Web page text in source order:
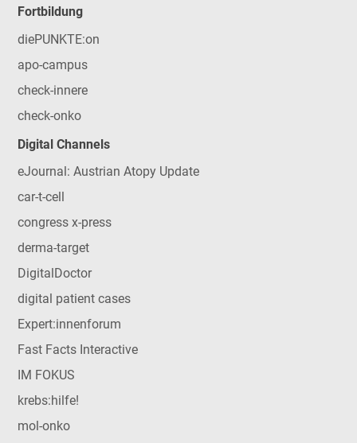
Fortbildung
diePUNKTE:on
apo-campus
check-innere
check-onko
Digital Channels
eJournal: Austrian Atopy Update
car-t-cell
congress x-press
derma-target
DigitalDoctor
digital patient cases
Expert:innenforum
Fast Facts Interactive
IM FOKUS
krebs:hilfe!
mol-onko